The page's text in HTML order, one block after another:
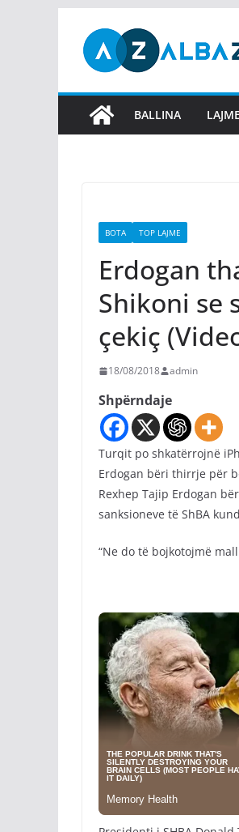
content
BALLINA LAJME
BOTA TOP LAJME
Erdogan
Shikoni se
çekiç
18/08/2018 admin
Shpërndaje
Turqit po shkatërrojnë
Erdogan bëri thirrje për
Rexhep Tajip Erdogan
sanksioneve të ShBA
“Ne do të bojkotojmë